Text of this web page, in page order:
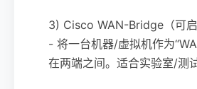
3) Cisco WAN-Bridge（可启
- 将一台机器/虚拟机作为
在两端之间。适合实验室/测